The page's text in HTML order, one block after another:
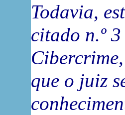
Todavia,
citado n.º
que o juiz